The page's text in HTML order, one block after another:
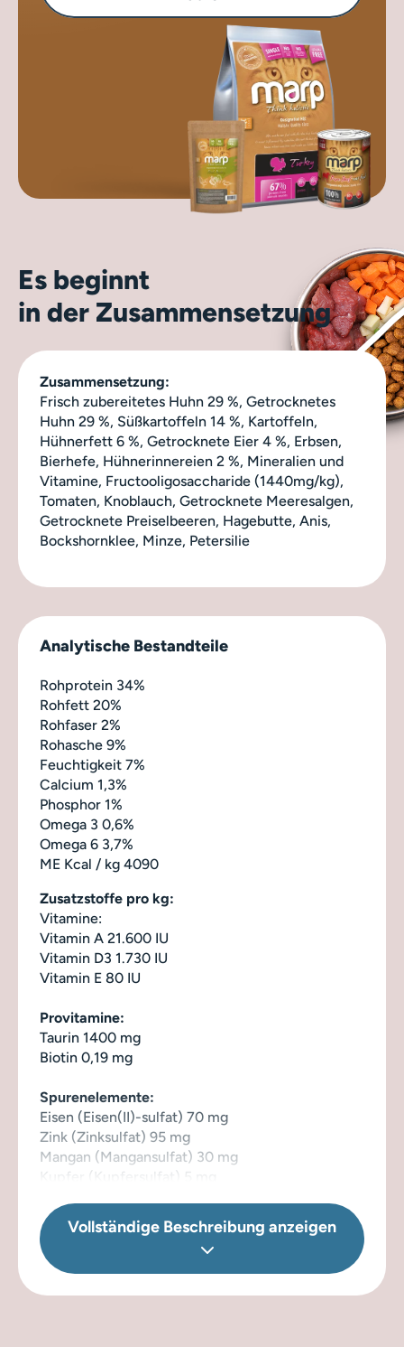
Es beginnt
in der Zusammensetzung
Zusammensetzung:
Frisch zubereitetes Huhn 29 %, Getrocknetes
Huhn 29 %, Süßkartoffeln 14 %, Kartoffeln,
Hühnerfett 6 %, Getrocknete Eier 4 %, Erbsen,
Bierhefe, Hühnerinnereien 2 %, Mineralien und
Vitamine, Fructooligosaccharide (1440mg/kg),
Tomaten, Knoblauch, Getrocknete Meeresalgen,
Getrocknete Preiselbeeren, Hagebutte, Anis,
Bockshornklee, Minze, Petersilie
Analytische Bestandteile
Rohprotein 34%
Rohfett 20%
Rohfaser 2%
Rohasche 9%
Feuchtigkeit 7%
Calcium 1,3%
Phosphor 1%
Omega 3 0,6%
Omega 6 3,7%
ME Kcal / kg 4090
Zusatzstoffe pro kg:
Vitamine:
Vitamin A 21.600 IU
Vitamin D3 1.730 IU
Vitamin E 80 IU
Provitamine:
Taurin 1400 mg
Biotin 0,19 mg
Spurenelemente:
Eisen (Eisen(II)-sulfat) 70 mg
Zink (Zinksulfat) 95 mg
Mangan (Mangansulfat) 30 mg
Kupfer (Kupfersulfat) 5 mg
Aminosäuren:
DL-Methionin 1800 mg
Natürlich konserviert mit Rosmarinextrakt.
Vollständige Beschreibung anzeigen